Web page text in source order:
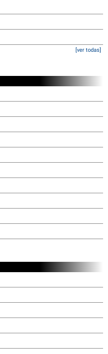
[ver todas]